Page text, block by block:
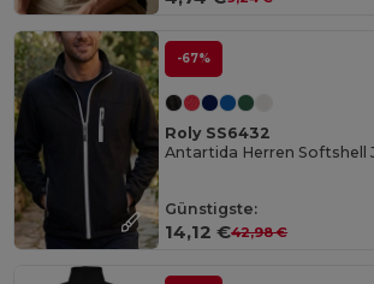
-67%
Roly SS6432
Antartida Herren Softshell
Günstigste:
14,12 €42,98 €